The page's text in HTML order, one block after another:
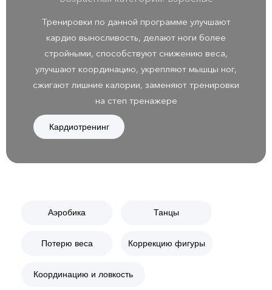
Тренировки по данной программе улучшают
кардио выносливость, делают ноги более
стройными, способствуют снижению веса,
улучшают координацию, укрепляют мышцы ног,
сжигают лишние калории, заменяют тренировки
на степ тренажере
Кардиотренинг
Аэробика Танцы
Потерю веса Коррекцию фигуры
Координацию и ловкость